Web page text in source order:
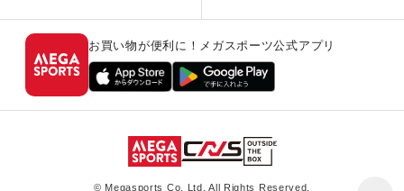
お買い物が便利に！メガスポーツ公式アプリ
© Megasports Co. Ltd. All Rights Reserved.